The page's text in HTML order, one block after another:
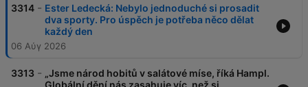
3314 - Ester Ledecká: Nebylo jednoduché si prosadit
dva sporty. Pro úspěch je potřeba něco dělat
každý den
06 Αύγ 2026
3313 - „Jsme národ hobitů v salátové míse, říká Hampl.